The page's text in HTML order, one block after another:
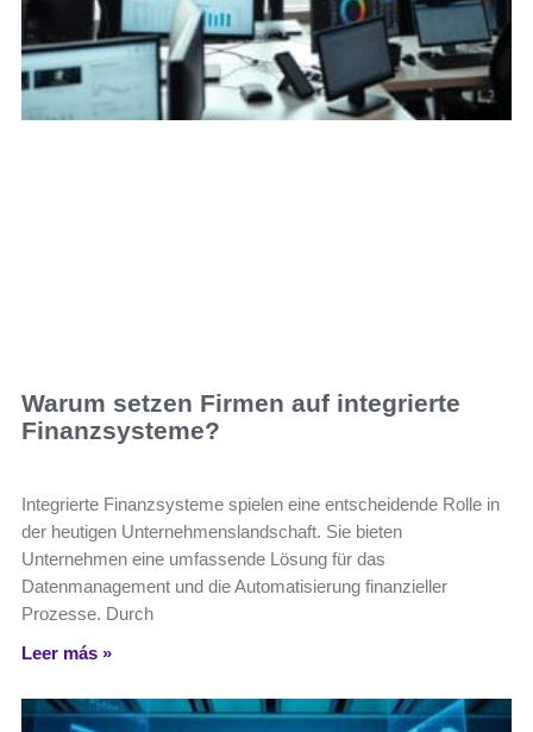
Warum setzen Firmen auf integrierte
Finanzsysteme?
Integrierte Finanzsysteme spielen eine entscheidende Rolle in
der heutigen Unternehmenslandschaft. Sie bieten
Unternehmen eine umfassende Lösung für das
Datenmanagement und die Automatisierung finanzieller
Prozesse. Durch
Leer más »